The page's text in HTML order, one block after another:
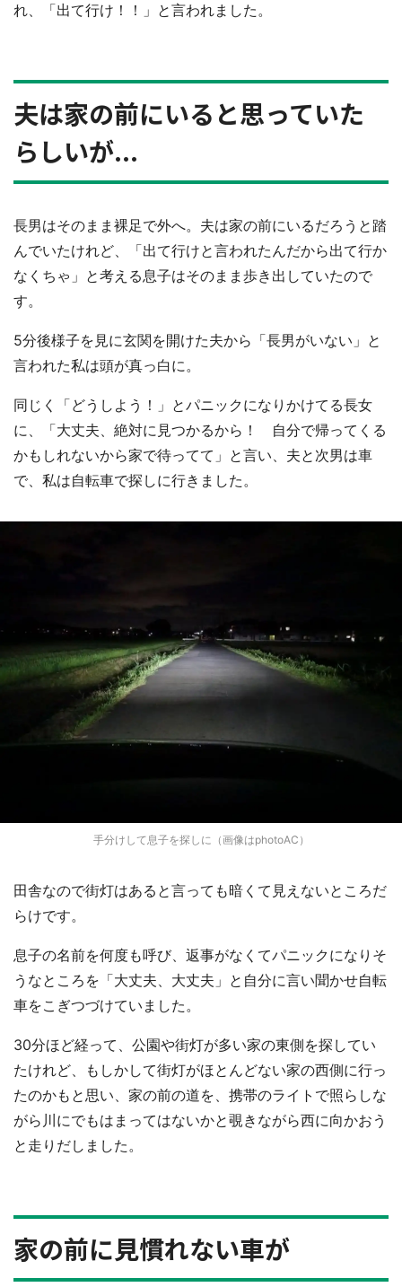
れ、「出て行け！！」と言われました。
夫は家の前にいると思っていた
らしいが...
長男はそのまま裸足で外へ。夫は家の前にいるだろうと踏
んでいたけれど、「出て行けと言われたんだから出て行か
なくちゃ」と考える息子はそのまま歩き出していたので
す。
5分後様子を見に玄関を開けた夫から「長男がいない」と
言われた私は頭が真っ白に。
同じく「どうしよう！」とパニックになりかけてる長女
に、「大丈夫、絶対に見つかるから！ 自分で帰ってくる
かもしれないから家で待ってて」と言い、夫と次男は車
で、私は自転車で探しに行きました。
手分けして息子を探しに（画像はphotoAC）
田舎なので街灯はあると言っても暗くて見えないところだ
らけです。
息子の名前を何度も呼び、返事がなくてパニックになりそ
うなところを「大丈夫、大丈夫」と自分に言い聞かせ自転
車をこぎつづけていました。
30分ほど経って、公園や街灯が多い家の東側を探してい
たけれど、もしかして街灯がほとんどない家の西側に行っ
たのかもと思い、家の前の道を、携帯のライトで照らしな
がら川にでもはまってはないかと覗きながら西に向かおう
と走りだしました。
家の前に見慣れない車が